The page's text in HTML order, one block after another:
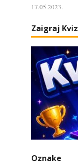
17.05.2023.
Zaigraj Kviz
Oznake